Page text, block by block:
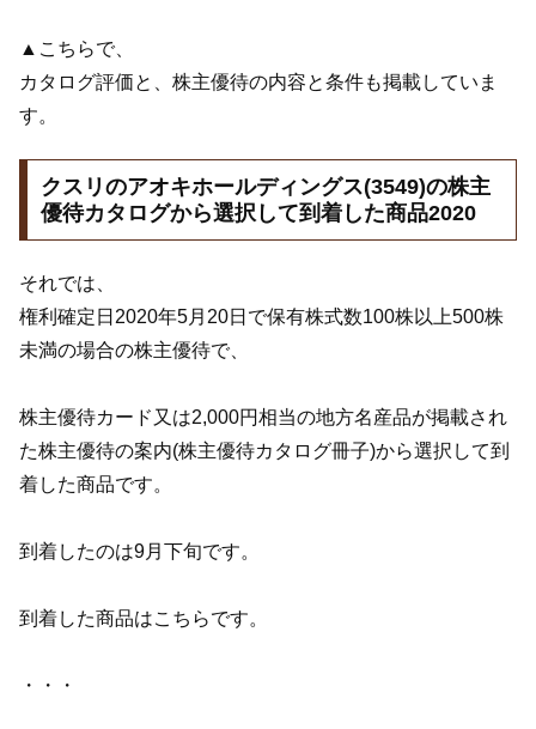
▲こちらで、
カタログ評価と、株主優待の内容と条件も掲載していま
す。
クスリのアオキホールディングス(3549)の株主
優待カタログから選択して到着した商品2020
それでは、
権利確定日2020年5月20日で保有株式数100株以上500株
未満の場合の株主優待で、
株主優待カード又は2,000円相当の地方名産品が掲載され
た株主優待の案内(株主優待カタログ冊子)から選択して到
着した商品です。
到着したのは9月下旬です。
到着した商品はこちらです。
・・・